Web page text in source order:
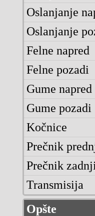
Oslanjanje
Oslanjanje
Felne napred
Felne pozadi
Gume napred
Gume pozadi
Kočnice
Prečnik
Prečnik
Transmisija
Opšte